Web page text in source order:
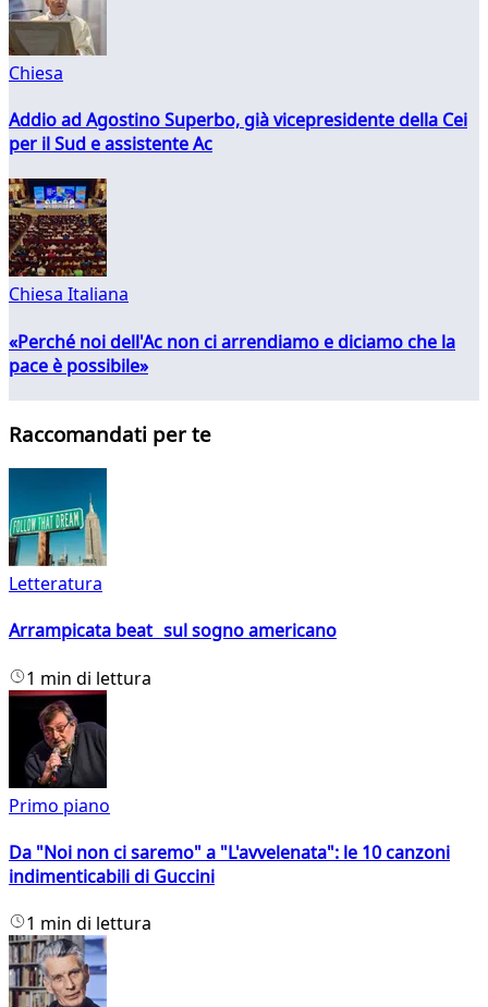
Chiesa
Addio ad Agostino Superbo, già vicepresidente della Cei
per il Sud e assistente Ac
Chiesa Italiana
«Perché noi dell'Ac non ci arrendiamo e diciamo che la
pace è possibile»
Raccomandati per te
Letteratura
Arrampicata beat sul sogno americano
1 min di lettura
Primo piano
Da "Noi non ci saremo" a "L'avvelenata": le 10 canzoni
indimenticabili di Guccini
1 min di lettura